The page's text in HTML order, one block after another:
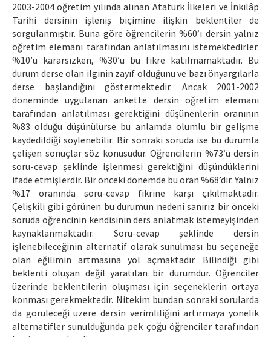
2003-2004 öğretim yılında alınan Atatürk İlkeleri ve İnkılâp
Tarihi dersinin işleniş biçimine ilişkin beklentiler de
sorgulanmıştır. Buna göre öğrencilerin %60’ı dersin yalnız
öğretim elemanı tarafından anlatılmasını istemektedirler.
%10’u kararsızken, %30’u bu fikre katılmamaktadır. Bu
durum derse olan ilginin zayıf olduğunu ve bazı önyargılarla
derse başlandığını göstermektedir. Ancak 2001-2002
döneminde uygulanan ankette dersin öğretim elemanı
tarafından anlatılması gerektiğini düşünenlerin oranının
%83 olduğu düşünülürse bu anlamda olumlu bir gelişme
kaydedildiği söylenebilir. Bir sonraki soruda ise bu durumla
çelişen sonuçlar söz konusudur. Öğrencilerin %73’ü dersin
soru-cevap şeklinde işlenmesi gerektiğini düşündüklerini
ifade etmişlerdir. Bir önceki dönemde bu oran %68’dir. Yalnız
%17 oranında soru-cevap fikrine karşı çıkılmaktadır.
Çelişkili gibi görünen bu durumun nedeni sanırız bir önceki
soruda öğrencinin kendisinin ders anlatmak istemeyişinden
kaynaklanmaktadır. Soru-cevap şeklinde dersin
işlenebileceğinin alternatif olarak sunulması bu seçeneğe
olan eğilimin artmasına yol açmaktadır. Bilindiği gibi
beklenti oluşan değil yaratılan bir durumdur. Öğrenciler
üzerinde beklentilerin oluşması için seçeneklerin ortaya
konması gerekmektedir. Nitekim bundan sonraki sorularda
da görüleceği üzere dersin verimliliğini artırmaya yönelik
alternatifler sunulduğunda pek çoğu öğrenciler tarafından